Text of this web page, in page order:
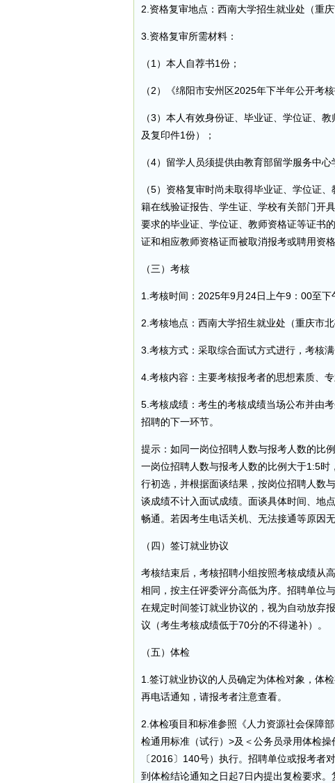
2.资格复审地点：西南大学招生就业处（重庆
3.资格复审所需材料：
（1）本人自荐书1份；
（2）《绵阳市安州区2025年下半年公开考
（3）本人有效身份证、毕业证、学位证、
及复印件1份）；
（4）留学人员须提供由教育部留学服务中
（5）资格复审时尚未取得毕业证、学位证
籍在线验证报告、学生证、学校有关部门开
要求的毕业证、学位证、教师资格证等证书
证和相应教师资格证而被取消报考或聘用资
（三）考核
1.考核时间：2025年9月24日上午9：00至下
2.考核地点：西南大学招生就业处（重庆市北
3.考核方式：采取综合面试方式进行，考核满
4.考核内容：主要考核报考者的思想素质、
5.考核成绩：考生的考核成绩当场公布并由
招聘的下一环节。
提示：如同一岗位招聘人数与报考人数的比
一岗位招聘人数与报考人数的比例大于1:5
行初选，并根据面谈结果，按岗位招聘人数
谈成绩不计入面试成绩。面谈具体时间、地
畅通。若因考生电话关机、无法接通等原因
（四）签订就业协议
考核结束后，考核招聘小组按照考核成绩从
相同，按主任评委评分高低为序。招聘单位
在规定时间签订就业协议的，视为自动放弃
议（考生考核成绩低于70分的不得递补）。
（五）体检
1.签订就业协议的人员确定为体检对象，体
再电话通知，请报考者注意查看。
2.体检项目和标准参照《人力资源社会保障
检通用标准（试行）>及＜公务员录用体检
〔2016〕140号）执行。招聘单位或报考者
到体检结论通知之日起7日内提出复检要求